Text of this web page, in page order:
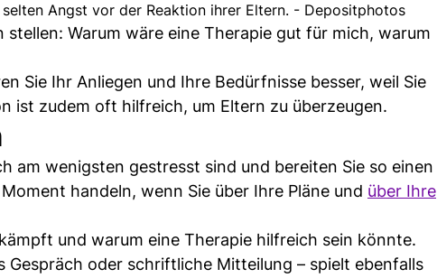
Angst vor der Reaktion ihrer Eltern. - Depositphotos
Warum wäre eine Therapie gut für mich, warum
Sie Ihr Anliegen und Ihre Bedürfnisse besser, weil Sie
ist zudem oft hilfreich, um Eltern zu überzeugen.
am wenigsten gestresst sind und bereiten Sie so einen
handeln, wenn Sie über Ihre Pläne und über Ihre
und warum eine Therapie hilfreich sein könnte.
oder schriftliche Mitteilung – spielt ebenfalls